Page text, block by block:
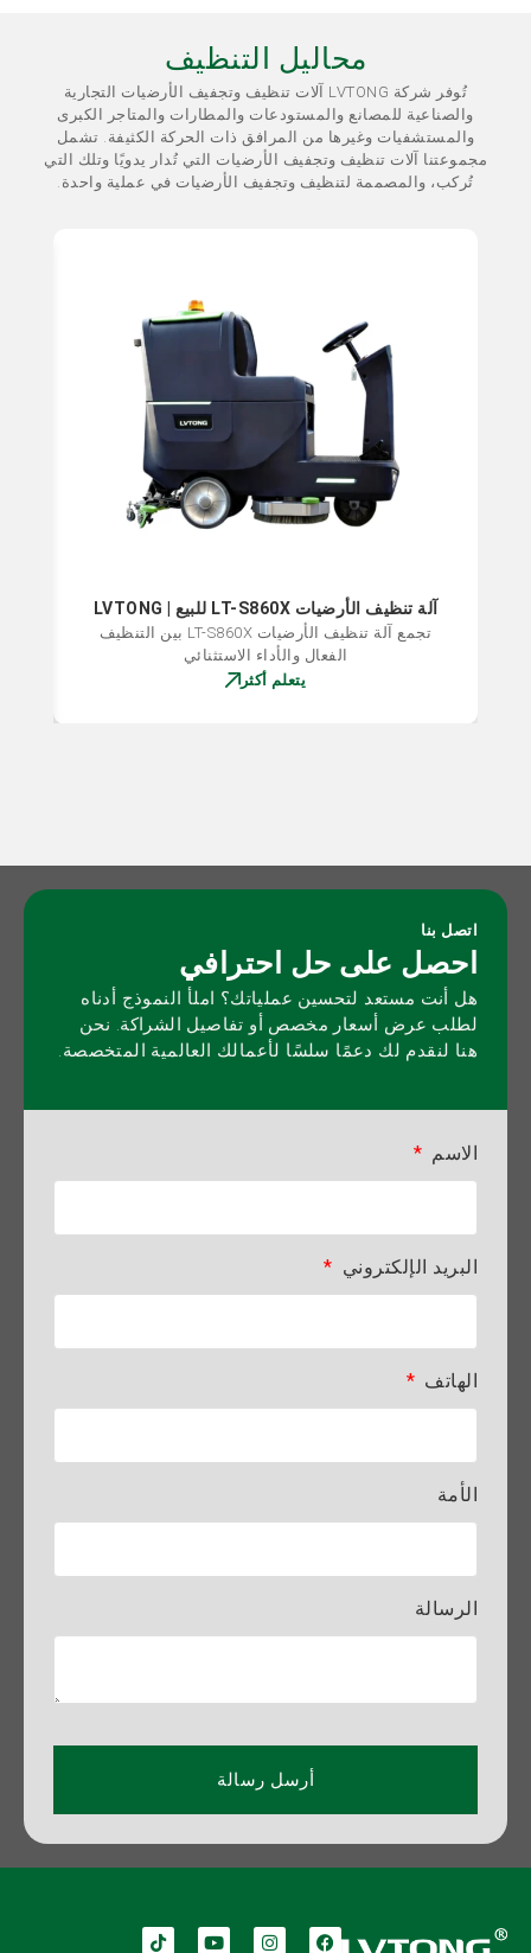
محاليل التنظيف
تُوفر شركة LVTONG آلات تنظيف وتجفيف الأرضيات التجارية
والصناعية للمصانع والمستودعات والمطارات والمتاجر الكبرى
والمستشفيات وغيرها من المرافق ذات الحركة الكثيفة. تشمل
مجموعتنا آلات تنظيف وتجفيف الأرضيات التي تُدار يدويًا وتلك التي
تُركب، والمصممة لتنظيف وتجفيف الأرضيات في عملية واحدة.
آلة تنظيف الأرضيات LT-S860X للبيع | LVTONG
تجمع آلة تنظيف الأرضيات LT-S860X بين التنظيف
الفعال والأداء الاستثنائي
يتعلم أكثر
اتصل بنا
احصل على حل احترافي
هل أنت مستعد لتحسين عملياتك؟ املأ النموذج أدناه
لطلب عرض أسعار مخصص أو تفاصيل الشراكة. نحن
هنا لنقدم لك دعمًا سلسًا لأعمالك العالمية المتخصصة.
الاسم
البريد الإلكتروني
الهاتف
الأمة
الرسالة
أرسل رسالة